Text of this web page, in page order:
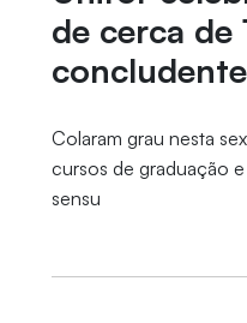
de cerca de
Colaram grau nesta
cursos de graduação
sensu